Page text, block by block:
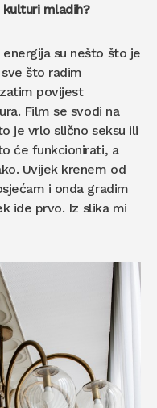
mladih?
su nešto što je
što radim
povijest
Film se svodi na
je vrlo slično seksu ili
će funkcionirati, a
Uvijek krenem od
i onda gradim
ide prvo. Iz slika mi